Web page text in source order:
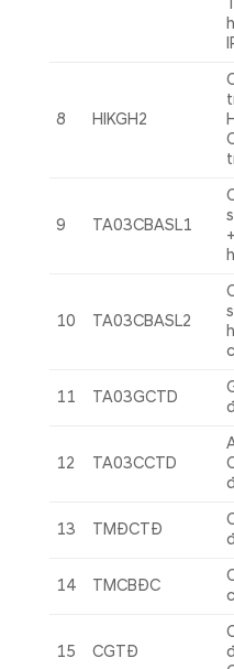
8 HIKGH2
9 TA03CBASL1
10 TA03CBASL2
11 TA03GCTD
12 TA03CCTD
13 TMĐCTĐ
14 TMCBĐC
15 CGTĐ